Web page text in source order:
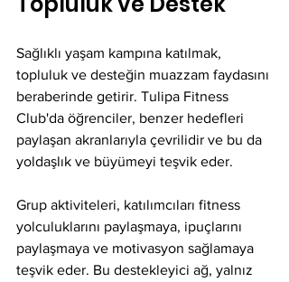
Sağlıklı yaşam kampına katılmak,
topluluk ve desteğin muazzam faydasını
beraberinde getirir. Tulipa Fitness
Club'da öğrenciler, benzer hedefleri
paylaşan akranlarıyla çevrilidir ve bu da
yoldaşlık ve büyümeyi teşvik eder.
Grup aktiviteleri, katılımcıları fitness
yolculuklarını paylaşmaya, ipuçlarını
paylaşmaya ve motivasyon sağlamaya
teşvik eder. Bu destekleyici ağ, yalnız